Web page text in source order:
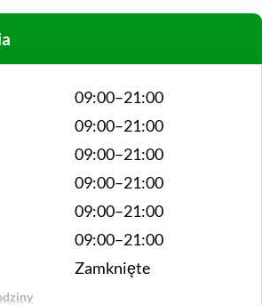
09:00–21:00
09:00–21:00
09:00–21:00
09:00–21:00
09:00–21:00
09:00–21:00
Zamknięte